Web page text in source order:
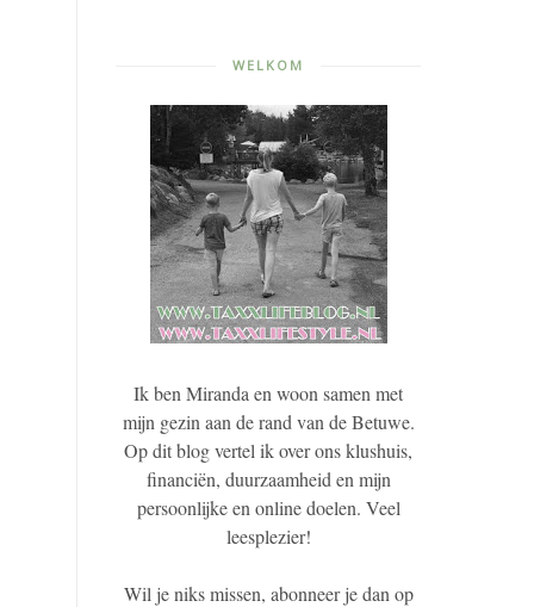
WELKOM
Ik ben Miranda en woon samen met
mijn gezin aan de rand van de Betuwe.
Op dit blog vertel ik over ons klushuis,
financiën, duurzaamheid en mijn
persoonlijke en online doelen. Veel
leesplezier!
Wil je niks missen, abonneer je dan op